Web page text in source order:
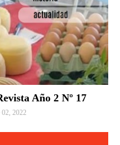
Año 2 Nº 17
02, 2022